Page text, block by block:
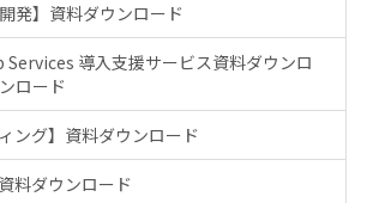
発】資料ダウンロード
Services 導入支援サービス資料ダウンロ
ロード
ング】資料ダウンロード
料ダウンロード